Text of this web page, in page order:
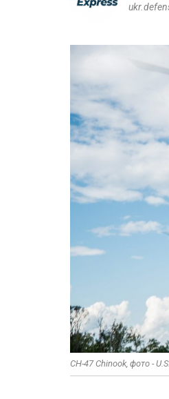
CH-47 Chinook, фото -